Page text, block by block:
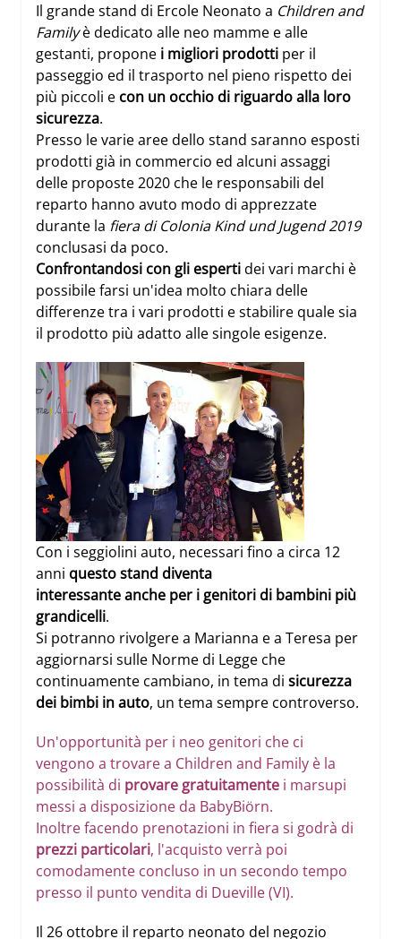
Il grande stand di Ercole Neonato a Children and
Familyè dedicato alle neo mamme e alle
gestanti, propone i migliori prodotti per il
passeggio ed il trasporto nel pieno rispetto dei
più piccoli e con un occhio di riguardo alla loro
sicurezza.
Presso le varie aree dello stand saranno esposti
prodotti già in commercio ed alcuni assaggi
delle proposte 2020 che le responsabili del
reparto hanno avuto modo di apprezzate
durante la fiera di Colonia Kind und Jugend 2019
conclusasi da poco.
Confrontandosi con gli espertidei vari marchi è
possibile farsi un'idea molto chiara delle
differenze tra i vari prodotti e stabilire quale sia
il prodotto più adatto alle singole esigenze.
Con i seggiolini auto, necessari fino a circa 12
anni questo stand diventa
interessante anche per i genitori di bambini più
grandicelli.
Si potranno rivolgere a Marianna e a Teresa per
aggiornarsi sulle Norme di Legge che
continuamente cambiano, in tema di sicurezza
dei bimbi in auto, un tema sempre controverso.
Un'opportunità per i neo genitori che ci
vengono a trovare a Children and Family è la
possibilità di provare gratuitamente i marsupi
messi a disposizione da BabyBiörn.
Inoltre facendo prenotazioni in fiera si godrà di
prezzi particolari, l'acquisto verrà poi
comodamente concluso in un secondo tempo
presso il punto vendita di Dueville (VI).
Il 26 ottobre il reparto neonato del negozio